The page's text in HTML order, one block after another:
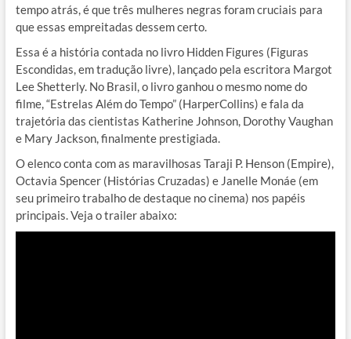
tempo atrás, é que três mulheres negras foram cruciais para
que essas empreitadas dessem certo.
Essa é a história contada no livro Hidden Figures (Figuras
Escondidas, em tradução livre), lançado pela escritora Margot
Lee Shetterly. No Brasil, o livro ganhou o mesmo nome do
filme, “Estrelas Além do Tempo” (HarperCollins) e fala da
trajetória das cientistas Katherine Johnson, Dorothy Vaughan
e Mary Jackson, finalmente prestigiada.
O elenco conta com as maravilhosas Taraji P. Henson (Empire),
Octavia Spencer (Histórias Cruzadas) e Janelle Monáe (em
seu primeiro trabalho de destaque no cinema) nos papéis
principais. Veja o trailer abaixo: